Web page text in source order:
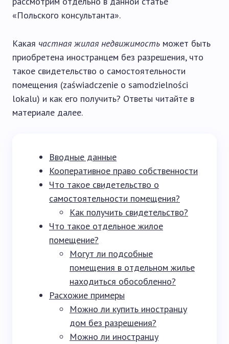
«Польского консультанта».
Какая частная жилая недвижимость может быть
приобретена иностранцем без разрешения, что
такое свидетельство о самостоятельности
помещения (zaświadczenie o samodzielności
lokalu) и как его получить? Ответы читайте в
материале далее.
Вводные данные
Кооперативное право собственности
Что такое свидетельство о
самостоятельности помещения?
Как получить свидетельство?
Что такое отдельное жилое
помещение?
Могут ли подсобные
помещения в отдельном жилье
находиться обособленно?
Расхожие примеры
Можно ли купить иностранцу
дом без разрешения?
Можно ли иностранцу